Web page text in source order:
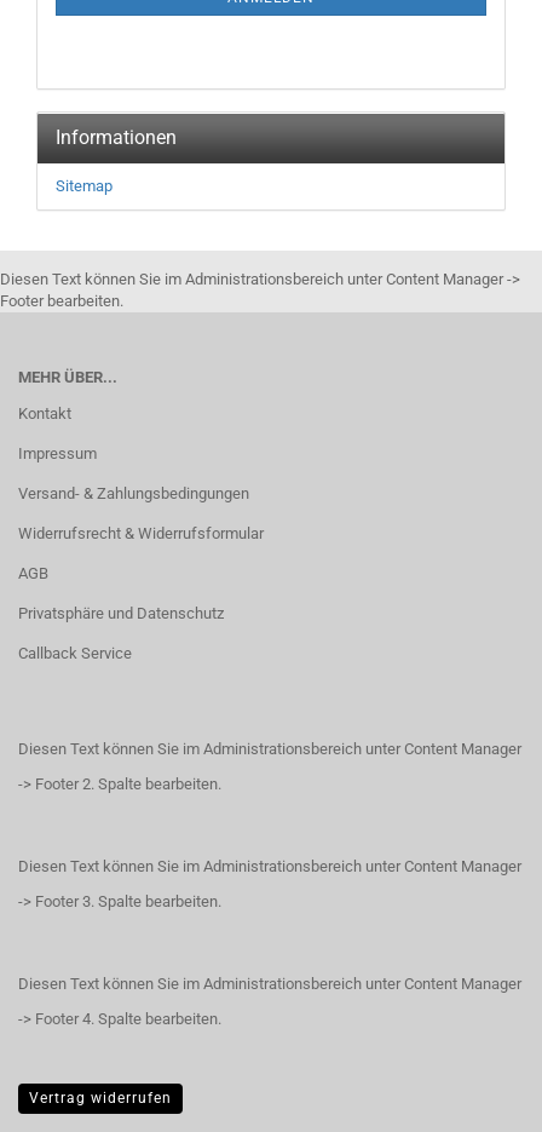
Informationen
Sitemap
Diesen Text können Sie im Administrationsbereich unter Content Manager ->
Footer bearbeiten.
MEHR ÜBER...
Kontakt
Impressum
Versand- & Zahlungsbedingungen
Widerrufsrecht & Widerrufsformular
AGB
Privatsphäre und Datenschutz
Callback Service
Diesen Text können Sie im Administrationsbereich unter Content Manager
-> Footer 2. Spalte bearbeiten.
Diesen Text können Sie im Administrationsbereich unter Content Manager
-> Footer 3. Spalte bearbeiten.
Diesen Text können Sie im Administrationsbereich unter Content Manager
-> Footer 4. Spalte bearbeiten.
Vertrag widerrufen